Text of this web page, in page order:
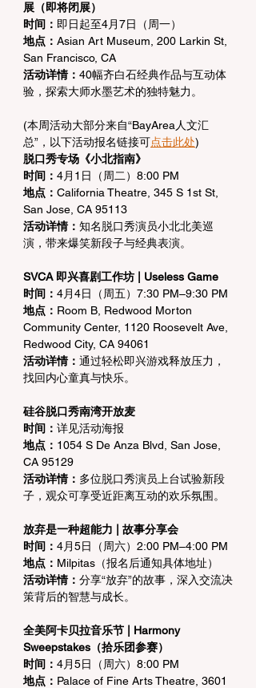
展（即将闭展）
时间： 即日起至4月7日（周一）
地点： Asian Art Museum, 200 Larkin St,
San Francisco, CA
活动详情： 40幅齐白石经典作品与互动体
验，探索大师水墨艺术的独特魅力。
(本周活动大部分来自“BayArea人文汇
总”，以下活动报名链接可点击此处)
脱口秀专场《小北指南》
时间： 4月1日（周二）8:00 PM
地点： California Theatre, 345 S 1st St,
San Jose, CA 95113
活动详情： 知名脱口秀演员小北北美巡
演，带来爆笑新段子与经典表演。
SVCA 即兴喜剧工作坊 | Useless Game
时间： 4月4日（周五）7:30 PM–9:30 PM
地点： Room B, Redwood Morton
Community Center, 1120 Roosevelt Ave,
Redwood City, CA 94061
活动详情： 通过轻松即兴游戏释放压力，
找回内心童真与快乐。
硅谷脱口秀南湾开放麦
时间： 详见活动海报
地点： 1054 S De Anza Blvd, San Jose,
CA 95129
活动详情： 多位脱口秀演员上台试验新段
子，观众可享受近距离互动的欢乐氛围。
放弃是一种超能力 | 故事分享会
时间： 4月5日（周六）2:00 PM–4:00 PM
地点： Milpitas（报名后通知具体地址）
活动详情： 分享“放弃”的故事，深入交流决
策背后的智慧与成长。
全美阿卡贝拉音乐节 | Harmony
Sweepstakes（拾乐团参赛）
时间： 4月5日（周六）8:00 PM
地点： Palace of Fine Arts Theatre, 3601